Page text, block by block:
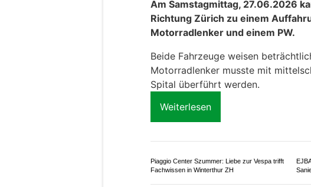
Weiterlesen
Baukunst Nick GmbH bietet kreative Gipser-,
Fahrzeugbeschriftungen für mehr Sichtbarkeit